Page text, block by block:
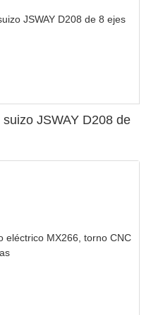
JSWAY D208 de